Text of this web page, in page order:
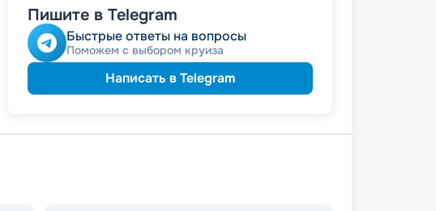
Пишите в Telegram
Быстрые ответы на вопросы
Поможем с выбором круиза
Написать в Telegram